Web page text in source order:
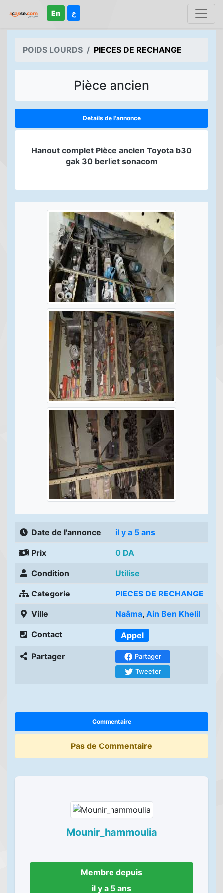
En ع
POIDS LOURDS PIECES DE RECHANGE
Pièce ancien
Details de l'annonce
Hanout complet Pièce ancien Toyota b30
gak 30 berliet sonacom
Date de l'annonce il y a 5 ans
Prix 0 DA
Condition Utilise
Categorie PIECES DE RECHANGE
Ville Naâma, Ain Ben Khelil
Contact Appel
Partager
Partager
Tweeter
Commentaire
Pas de Commentaire
Mounir_hammoulia
Membre depuis
il y a 5 ans